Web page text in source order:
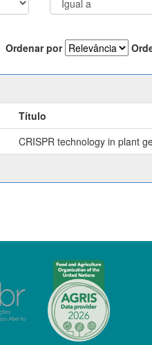
Ordenar por
Título
CRISPR technology in plant